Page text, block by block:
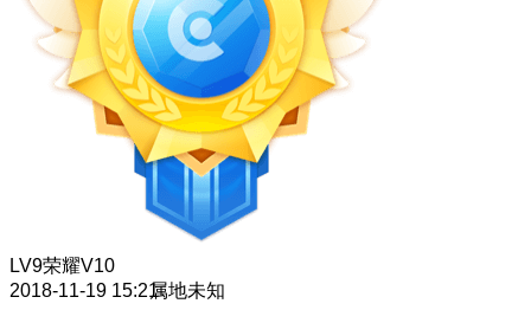
LV9荣耀V10
2018-11-19 15:21属地未知